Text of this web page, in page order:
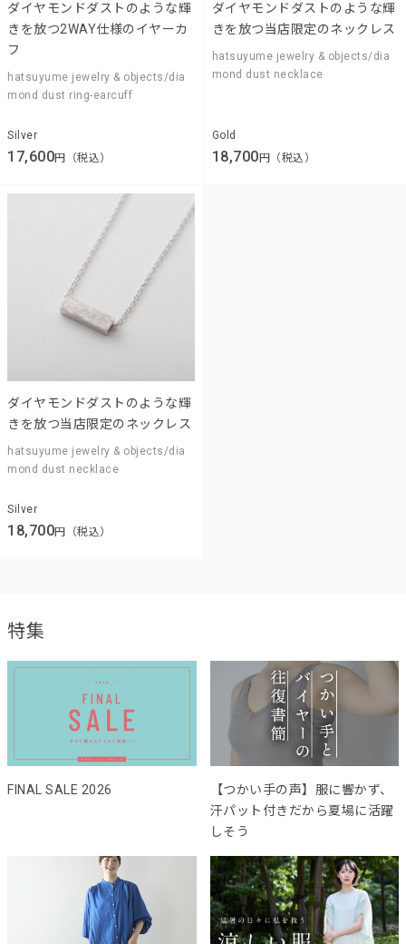
ダイヤモンドダストのような輝
きを放つ2WAY仕様のイヤーカ
フ
hatsuyume jewelry & objects/dia
mond dust ring-earcuff
Silver
17,600円（税込）
ダイヤモンドダストのような輝
きを放つ当店限定のネックレス
hatsuyume jewelry & objects/dia
mond dust necklace
Gold
18,700 円（税込）
ダイヤモンドダストのような輝
きを放つ当店限定のネックレス
hatsuyume jewelry & objects/dia
mond dust necklace
Silver
18,700円（税込）
特集
FINAL SALE 2026
【つかい手の声】服に響かず、
汗パット付きだから夏場に活躍
しそう